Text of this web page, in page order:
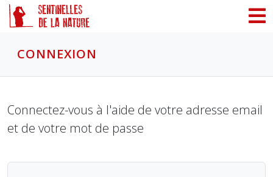
CONNEXION
Connectez-vous à l'aide de votre adresse email
et de votre mot de passe
Panneau de gestion des cookies